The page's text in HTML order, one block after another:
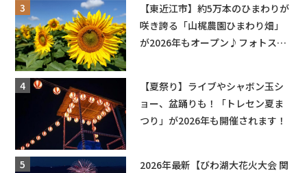
【東近江市】約5万本のひまわりが
咲き誇る「山梶農園ひまわり畑」
が2026年もオープン♪フォトスポ
【夏祭り】ライブやシャボン玉シ
ョー、盆踊りも！「トレセン夏ま
つり」が2026年も開催されます！
2026年最新【びわ湖大花火大会 関